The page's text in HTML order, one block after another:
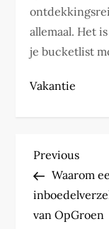
allemaal. Het
je bucketlist
Vakantie
P
o
s
Previous
Post
Previous
Waarom
van OpGroen